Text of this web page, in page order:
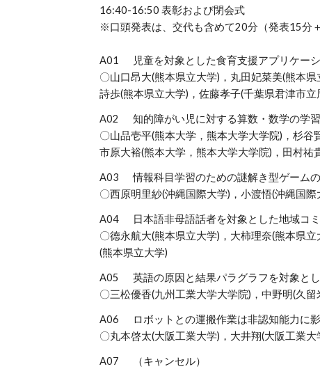
16:40-16:50 表彰および閉会式
※口頭発表は、交代も含めて20分（発表15分
A01
児童を対象とした食育支援アプリケー
〇山口昂大(熊本県立大学)，丸田妃菜美(熊本
詩歩(熊本県立大学)，佐藤孝子(千葉県君津市
A02
知的障がい児に対する算数・数学の学
〇山品壱平(熊本大学，熊本大学大学院)，杉谷
市原大裕(熊本大学，熊本大学大学院)，田村祐
A03
情報科目学習のための謎解き型ゲーム
〇西原明里紗(沖縄国際大学)，小渡悟(沖縄国際
A04
日本語非母語話者を対象とした地域コ
〇德永航大(熊本県立大学)，大柿理奈(熊本県
(熊本県立大学)
A05
英語の原因と結果パラグラフを対象と
〇三松優香(九州工業大学大学院)，中野明(久
A06
ロボットとの運搬作業は非認知能力に
〇丸本啓太(大阪工業大学)，大井翔(大阪工業大
A07 （キャンセル）